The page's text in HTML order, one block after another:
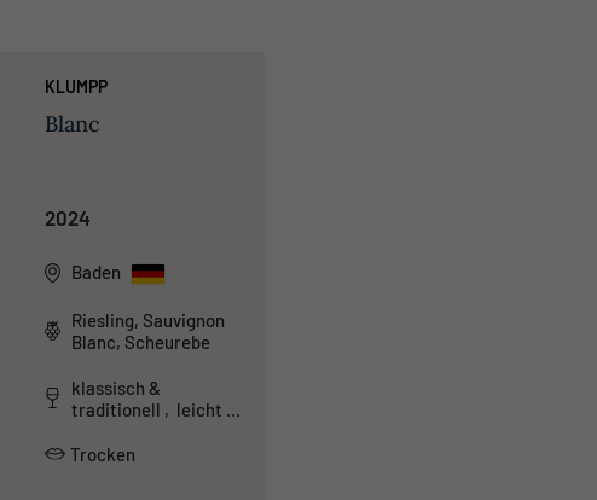
KLUMPP
Blanc
2024
Baden
Riesling, Sauvignon
Blanc, Scheurebe
klassisch &
traditionell , leicht &
Trocken